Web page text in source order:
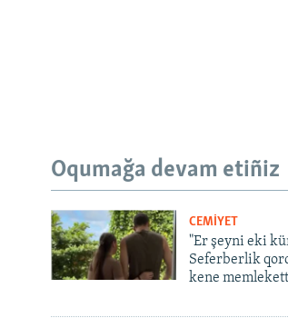
Oqumağa devam etiñiz
CEMİYET
"Er şeyni eki
Seferberlik
kene